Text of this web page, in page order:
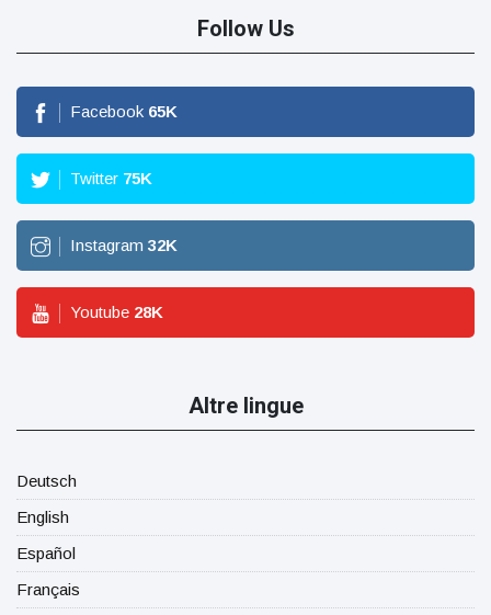
Follow Us
Facebook 65K
Twitter 75K
Instagram 32K
Youtube 28K
Altre lingue
Deutsch
English
Español
Français